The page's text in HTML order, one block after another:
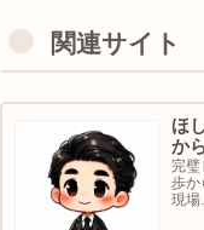
関連サイト
ほ
か
完璧
歩
現